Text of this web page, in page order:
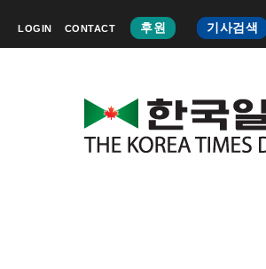
LOGIN CONTACT 후원 기사검색